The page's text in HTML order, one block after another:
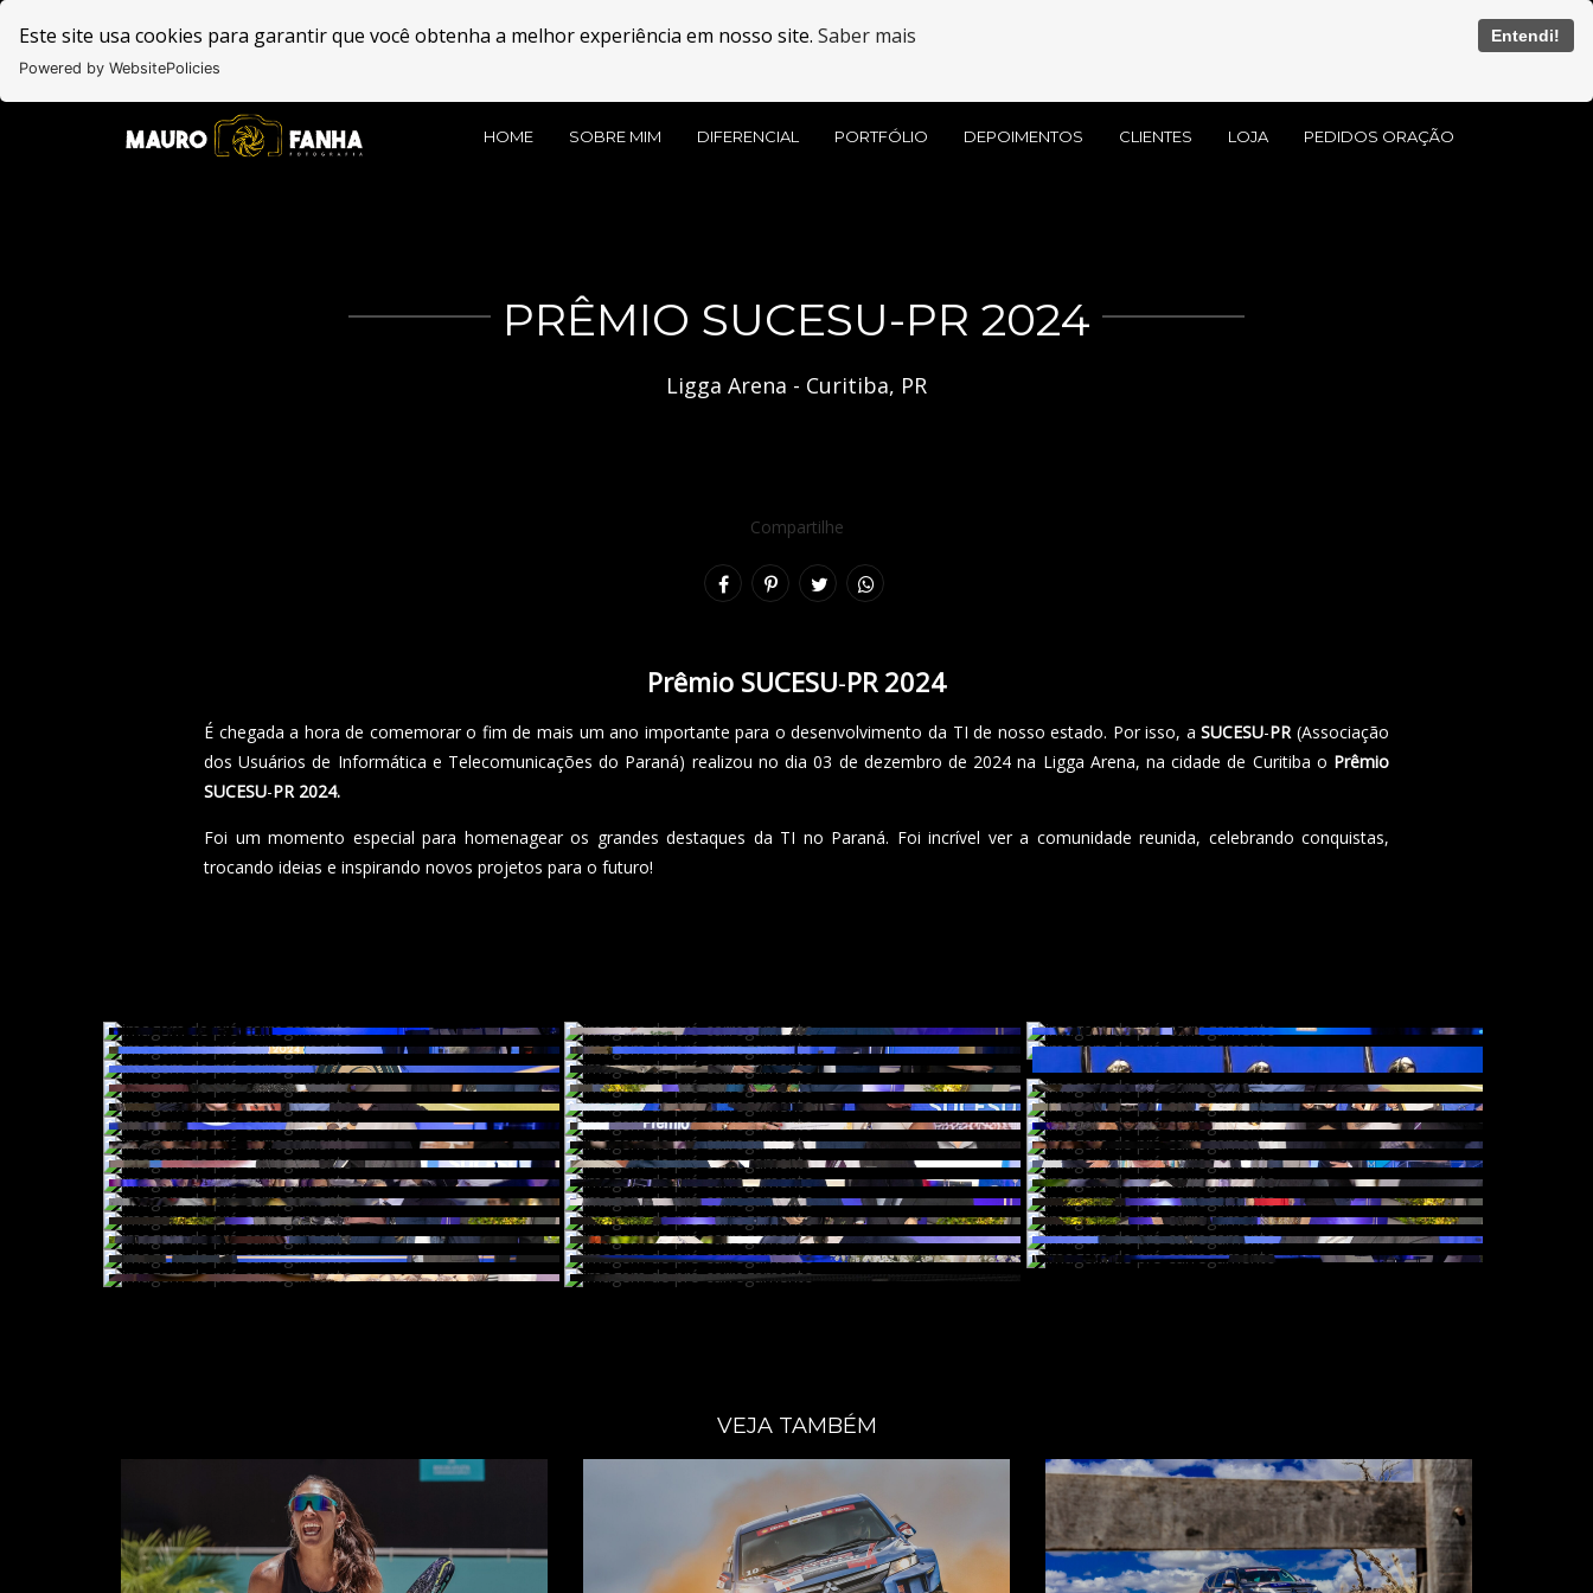
Este site usa cookies para garantir que você obtenha a melhor experiência em nosso site. Saber mais Entendi!
Powered by WebsitePolicies
HOME SOBRE MIM DIFERENCIAL PORTFÓLIO DEPOIMENTOS CLIENTES LOJA PEDIDOS ORAÇÃO
PRÊMIO SUCESU-PR 2024
Ligga Arena - Curitiba, PR
Compartilhe
Prêmio SUCESU-PR 2024
É chegada a hora de comemorar o fim de mais um ano importante para o desenvolvimento da TI de nosso estado. Por isso, aSUCESU-PR (Associação
dos Usuários de Informática e Telecomunicações do Paraná) realizou no dia 03 de dezembro de 2024 na Ligga Arena, na cidade de Curitiba o Prêmio
SUCESU-PR 2024.
Foi um momento especial para homenagear os grandes destaques da TI no Paraná. Foi incrível ver a comunidade reunida, celebrando conquistas,
trocando ideias e inspirando novos projetos para o futuro!
VEJA TAMBÉM